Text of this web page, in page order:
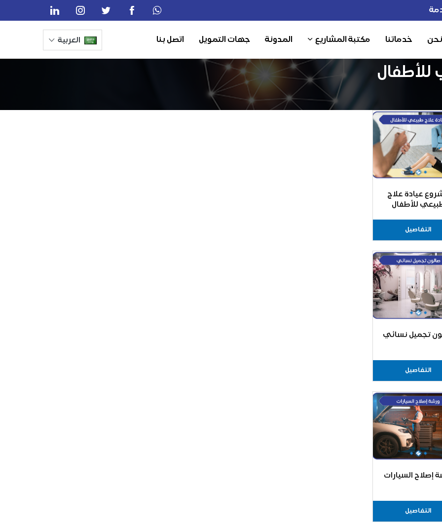
خدماتنا مكتبة المشاريع المدونة جهات التمويل اتصل بنا العربية
عيادة علاج
للأطفال
التفاصيل
تجميل نسائي
التفاصيل
إصلاح السيارات
التفاصيل